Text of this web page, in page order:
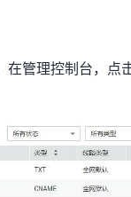
管理控制台，点